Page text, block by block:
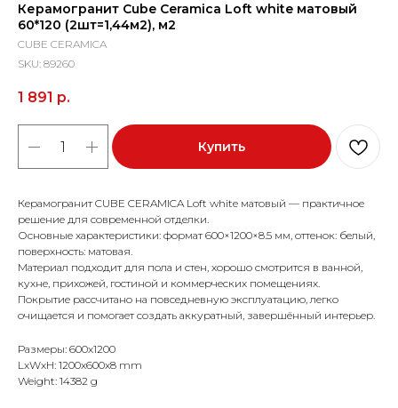
Керамогранит Cube Ceramica Loft white матовый
60*120 (2шт=1,44м2), м2
CUBE CERAMICA
SKU: 89260
1 891 р.
Купить
Керамогранит CUBE CERAMICA Loft white матовый — практичное
решение для современной отделки.
Основные характеристики: формат 600×1200×8.5 мм, оттенок: белый,
поверхность: матовая.
Материал подходит для пола и стен, хорошо смотрится в ванной,
кухне, прихожей, гостиной и коммерческих помещениях.
Покрытие рассчитано на повседневную эксплуатацию, легко
очищается и помогает создать аккуратный, завершённый интерьер.
Размеры: 600x1200
LxWxH: 1200x600x8 mm
Weight: 14382 g